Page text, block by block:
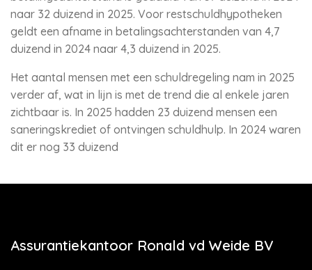
naar 32 duizend in 2025. Voor restschuldhypotheken
geldt een afname in betalingsachterstanden van 4,7
duizend in 2024 naar 4,3 duizend in 2025.
Het aantal mensen met een schuldregeling nam in 2025
verder af, wat in lijn is met de trend die al enkele jaren
zichtbaar is. In 2025 hadden 23 duizend mensen een
saneringskrediet of ontvingen schuldhulp. In 2024 waren
dit er nog 33 duizend
Assurantiekantoor Ronald vd Weide BV